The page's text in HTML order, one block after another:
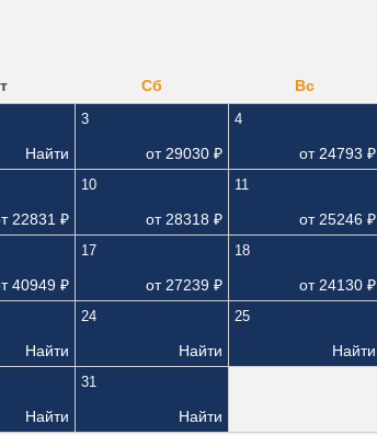
Сб Вс
Найти
3
от 29030 ₽
4
от 24793 ₽
22831 ₽
10
от 28318 ₽
11
от 25246 ₽
40949 ₽
17
от 27239 ₽
18
от 24130 ₽
Найти
24
Найти
25
Найти
Найти
31
Найти